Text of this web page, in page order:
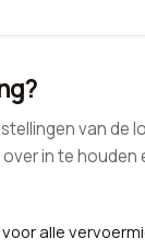
van de
in te
alle